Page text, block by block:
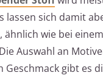
lassen sich damit
ähnlich wie bei
Auswahl an
Geschmack gibt es